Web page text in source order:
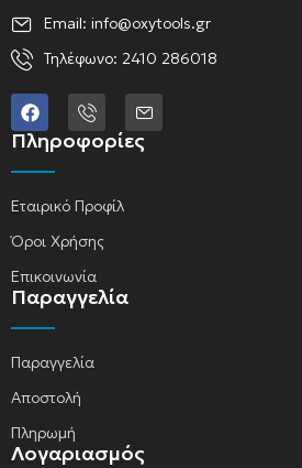
Email: info@oxytools.gr
Τηλέφωνο: 2410 286018
Πληροφορίες
Εταιρικό Προφίλ
Όροι Χρήσης
Επικοινωνία
Παραγγελία
Παραγγελία
Αποστολή
Πληρωμή
Λογαριασμός